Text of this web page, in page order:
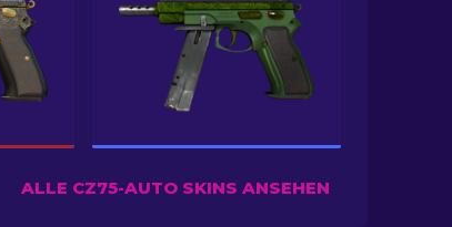
ALLE CZ75-AUTO SKINS ANSEHEN